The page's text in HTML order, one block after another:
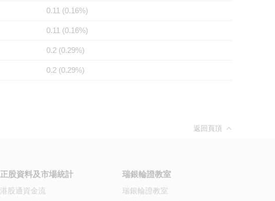
0.11 (0.16%)
0.11 (0.16%)
0.2 (0.29%)
0.2 (0.29%)
返回頁頂
正股資料及市場統計
港股通資金流
瑞銀輪證教室
瑞銀輪證教室